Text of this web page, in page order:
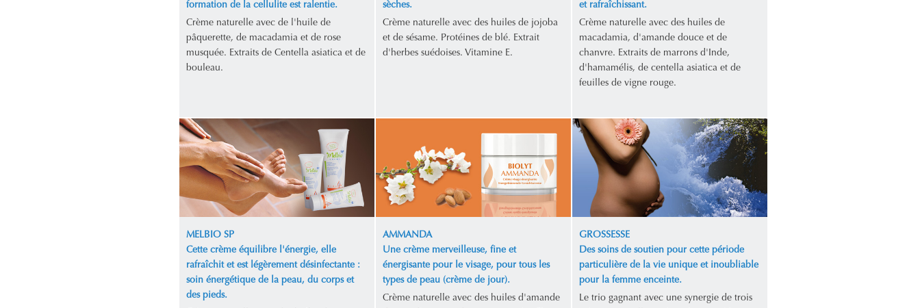
formation de la cellulite est ralentie.
Crème naturelle avec de l'huile de
pâquerette, de macadamia et de rose
musquée. Extraits de Centella asiatica et de
bouleau.
sèches.
Crème naturelle avec des huiles de jojoba
et de sésame. Protéines de blé. Extrait
d'herbes suédoises. Vitamine E.
et rafraîchissant.
Crème naturelle avec des huiles de
macadamia, d'amande douce et de
chanvre. Extraits de marrons d'Inde,
d'hamamélis, de centella asiatica et de
feuilles de vigne rouge.
MELBIO SP
Cette crème équilibre l'énergie, elle
rafraîchit et est légèrement désinfectante :
soin énergétique de la peau, du corps et
des pieds.
AMMANDA
Une crème merveilleuse, fine et
énergisante pour le visage, pour tous les
types de peau (crème de jour).
Crème naturelle avec des huiles d'amande
GROSSESSE
Des soins de soutien pour cette période
particulière de la vie unique et inoubliable
pour la femme enceinte.
Le trio gagnant avec une synergie de trois